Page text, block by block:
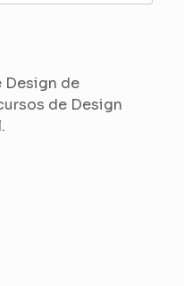
Design de
de Design